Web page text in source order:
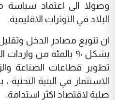
وصولا الى اعتماد سياسة
البلاد في التوترات الاقليمية.
ان تنويع مصادر الدخل
يشكل ٩٠ بالمئة من
تطوير قطاعات الصناعة
الاستثمار في البنية
صلبة لاقتصاد اكثر استدامة.